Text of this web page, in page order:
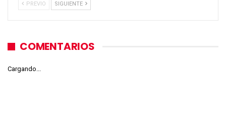
PREVIO SIGUIENTE
COMENTARIOS
Cargando...